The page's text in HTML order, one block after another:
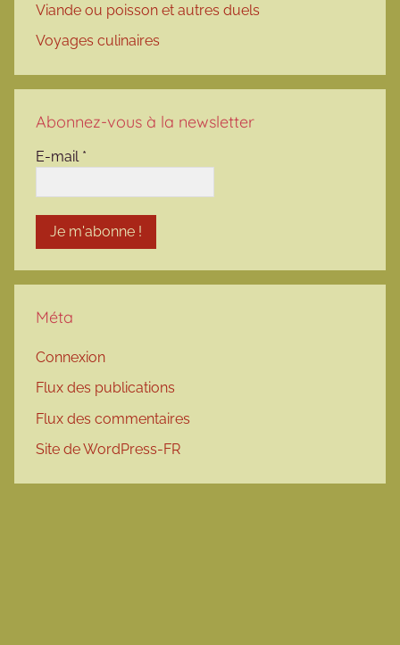
Viande ou poisson et autres duels
Voyages culinaires
Abonnez-vous à la newsletter
E-mail *
Méta
Connexion
Flux des publications
Flux des commentaires
Site de WordPress-FR